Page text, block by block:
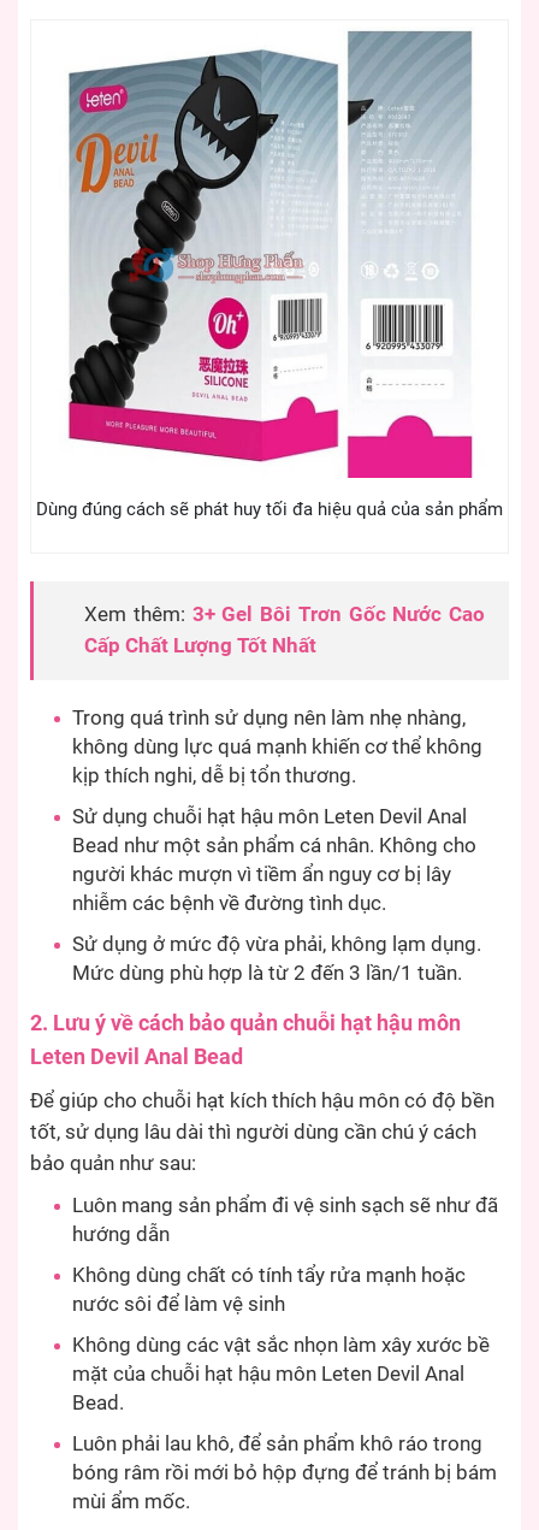
Dùng đúng cách sẽ phát huy tối đa hiệu quả của sản phẩm
Xem thêm: 3+ Gel Bôi Trơn Gốc Nước Cao
Cấp Chất Lượng Tốt Nhất
Trong quá trình sử dụng nên làm nhẹ nhàng,
không dùng lực quá mạnh khiến cơ thể không
kịp thích nghi, dễ bị tổn thương.
Sử dụng chuỗi hạt hậu môn Leten Devil Anal
Bead như một sản phẩm cá nhân. Không cho
người khác mượn vì tiềm ẩn nguy cơ bị lây
nhiễm các bệnh về đường tình dục.
Sử dụng ở mức độ vừa phải, không lạm dụng.
Mức dùng phù hợp là từ 2 đến 3 lần/1 tuần.
2. Lưu ý về cách bảo quản chuỗi hạt hậu môn
Leten Devil Anal Bead
Để giúp cho chuỗi hạt kích thích hậu môn có độ bền
tốt, sử dụng lâu dài thì người dùng cần chú ý cách
bảo quản như sau:
Luôn mang sản phẩm đi vệ sinh sạch sẽ như đã
hướng dẫn
Không dùng chất có tính tẩy rửa mạnh hoặc
nước sôi để làm vệ sinh
Không dùng các vật sắc nhọn làm xây xước bề
mặt của chuỗi hạt hậu môn Leten Devil Anal
Bead.
Luôn phải lau khô, để sản phẩm khô ráo trong
bóng râm rồi mới bỏ hộp đựng để tránh bị bám
mùi ẩm mốc.